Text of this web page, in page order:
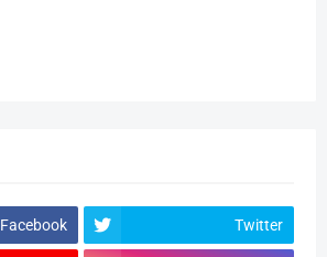
Facebook Twitter